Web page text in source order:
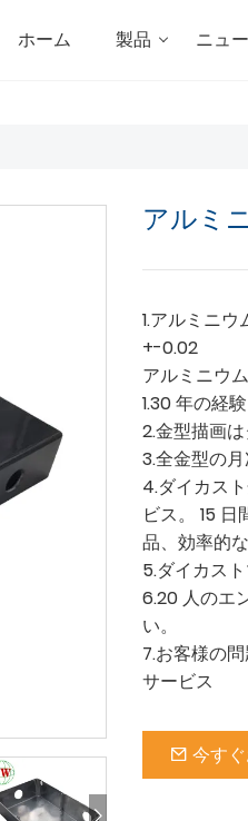
ホーム 製品 ニュ
アルミ
1.アルミニ
+-0.02
アルミニウ
1.30 年の経験
2.金型描画
3.全金型の
4.ダイカス
ビス。 15
品、効率的
5.ダイカス
6.20 人のエ
い。
7.お客様の
サービス
今す